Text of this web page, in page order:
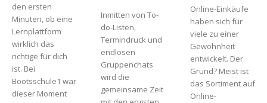
den ersten
Minuten, ob eine
Lernplattform
wirklich das
richtige für dich
ist. Bei
Bootsschule1 war
dieser Moment
Inmitten von To-
do-Listen,
Termindruck und
endlosen
Gruppenchats
wird die
gemeinsame Zeit
Online-Einkäufe
haben sich für
viele zu einer
Gewohnheit
entwickelt. Der
Grund? Meist ist
das Sortiment auf
Online-